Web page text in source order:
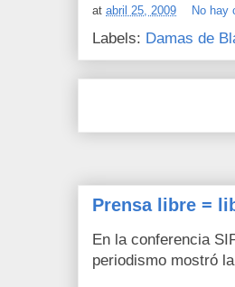
at abril 25, 2009 No hay
Labels: Damas de
Prensa libre =
En la conferencia
periodismo mostró